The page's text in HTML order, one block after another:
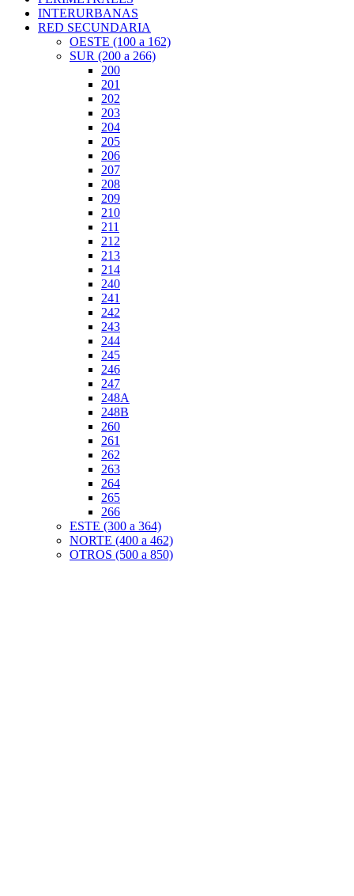
INTERURBANAS
RED SECUNDARIA
OESTE (100 a 162)
SUR (200 a 266)
200
201
202
203
204
205
206
207
208
209
210
211
212
213
214
240
241
242
243
244
245
246
247
248A
248B
260
261
262
263
264
265
266
ESTE (300 a 364)
NORTE (400 a 462)
OTROS (500 a 850)